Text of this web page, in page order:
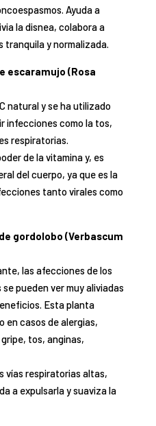
Ayuda a
la disnea, colabora a
tranquila y normalizada.
escaramujo (Rosa
natural y se ha utilizado
infecciones como la tos,
respiratorias.
de la vitamina y, es
del cuerpo, ya que es la
tanto virales como
gordolobo (Verbascum
las afecciones de los
pueden ver muy aliviadas
Esta planta
en casos de alergias,
tos, anginas,
vías respiratorias altas,
a expulsarla y suaviza la